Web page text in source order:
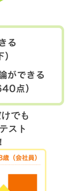
でも
スト